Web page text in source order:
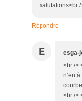
salutations<br /
Répondre
E esga-
<br />
n’en
<br />